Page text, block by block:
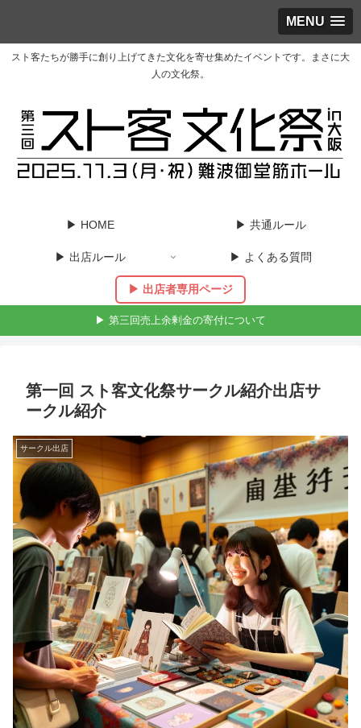
MENU
スト客たちが勝手に創り上げてきた文化を寄せ集めたイベントです。まさに大
人の文化祭。
▶︎ HOME ▶︎ 共通ルール
▶︎ 出店ルール ▶︎ よくある質問
▶︎ 出店者専用ページ
▶︎ 第三回売上余剰金の寄付について
第一回 スト客文化祭サークル紹介出店サ
ークル紹介
サークル出店